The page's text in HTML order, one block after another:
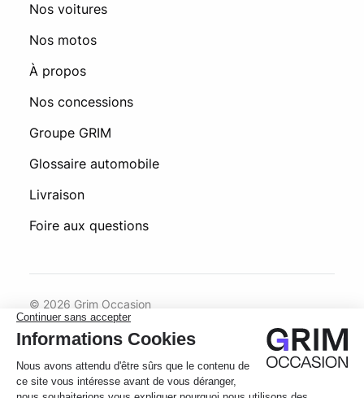
Nos voitures
Nos motos
À propos
Nos concessions
Groupe GRIM
Glossaire automobile
Livraison
Foire aux questions
© 2026 Grim Occasion
Conditions générales d’utilisation
Politique de confidentialité